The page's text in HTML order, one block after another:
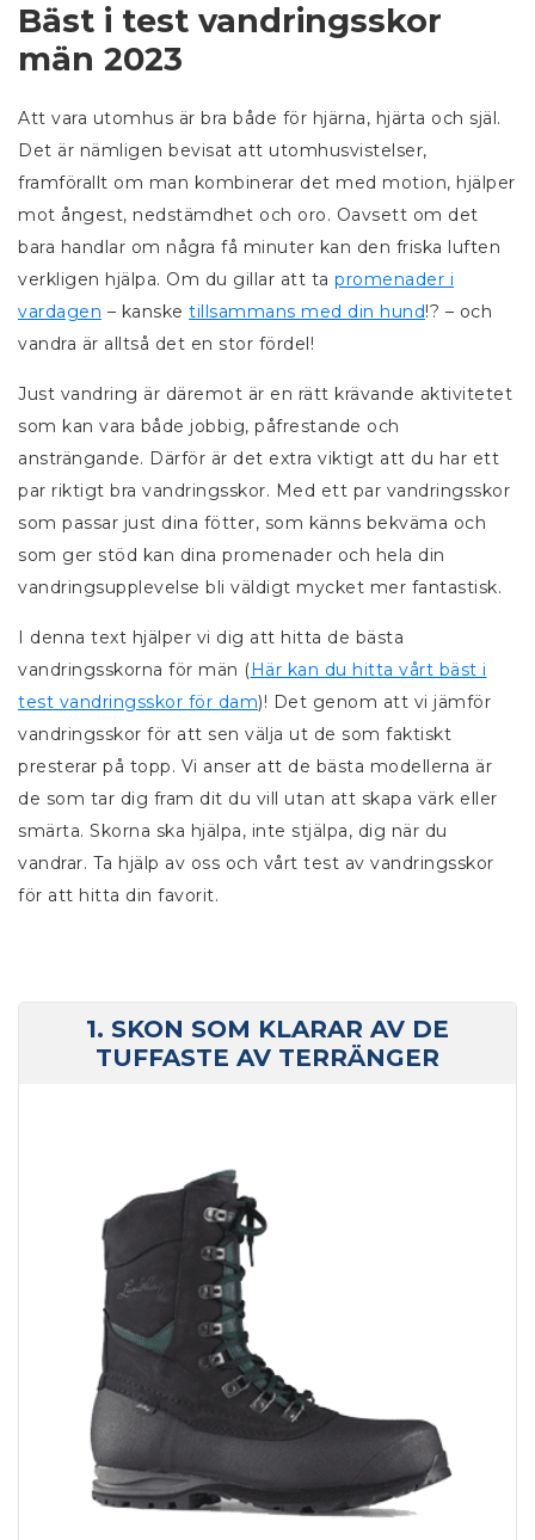
Bäst i test vandringsskor
män 2023
Att vara utomhus är bra både för hjärna, hjärta och själ.
Det är nämligen bevisat att utomhusvistelser,
framförallt om man kombinerar det med motion, hjälper
mot ångest, nedstämdhet och oro. Oavsett om det
bara handlar om några få minuter kan den friska luften
verkligen hjälpa. Om du gillar att ta promenader i
vardagen – kanske tillsammans med din hund!? – och
vandra är alltså det en stor fördel!
Just vandring är däremot är en rätt krävande aktivitetet
som kan vara både jobbig, påfrestande och
ansträngande. Därför är det extra viktigt att du har ett
par riktigt bra vandringsskor. Med ett par vandringsskor
som passar just dina fötter, som känns bekväma och
som ger stöd kan dina promenader och hela din
vandringsupplevelse bli väldigt mycket mer fantastisk.
I denna text hjälper vi dig att hitta de bästa
vandringsskorna för män ( Här kan du hitta vårt bäst i
test vandringsskor för dam)! Det genom att vi jämför
vandringsskor för att sen välja ut de som faktiskt
presterar på topp. Vi anser att de bästa modellerna är
de som tar dig fram dit du vill utan att skapa värk eller
smärta. Skorna ska hjälpa, inte stjälpa, dig när du
vandrar. Ta hjälp av oss och vårt test av vandringsskor
för att hitta din favorit.
1. SKON SOM KLARAR AV DE
TUFFASTE AV TERRÄNGER